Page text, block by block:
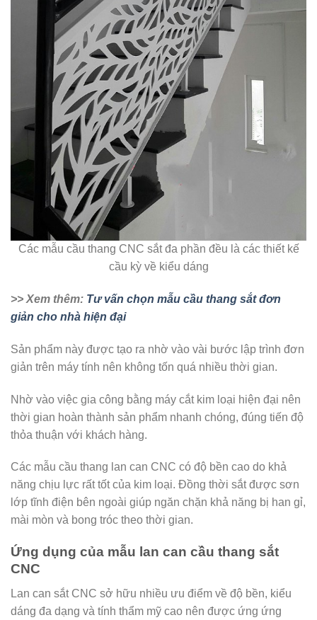
Các mẫu cầu thang CNC sắt đa phần đều là các thiết kế
cầu kỳ về kiểu dáng
>> Xem thêm: Tư vấn chọn mẫu cầu thang sắt đơn
giản cho nhà hiện đại
Sản phẩm này được tạo ra nhờ vào vài bước lập trình đơn
giản trên máy tính nên không tốn quá nhiều thời gian.
Nhờ vào việc gia công bằng máy cắt kim loại hiện đại nên
thời gian hoàn thành sản phẩm nhanh chóng, đúng tiến độ
thỏa thuận với khách hàng.
Các mẫu cầu thang lan can CNC có độ bền cao do khả
năng chịu lực rất tốt của kim loại. Đồng thời sắt được sơn
lớp tĩnh điện bên ngoài giúp ngăn chặn khả năng bị han gỉ,
mài mòn và bong tróc theo thời gian.
Ứng dụng của mẫu lan can cầu thang sắt
CNC
Lan can sắt CNC sở hữu nhiều ưu điểm về độ bền, kiểu
dáng đa dạng và tính thẩm mỹ cao nên được ứng ứng